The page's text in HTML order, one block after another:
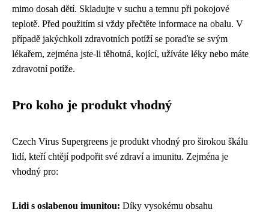
mimo dosah dětí. Skladujte v suchu a temnu při pokojové
teplotě. Před použitím si vždy přečtěte informace na obalu. V
případě jakýchkoli zdravotních potíží se poraďte se svým
lékařem, zejména jste-li těhotná, kojící, užíváte léky nebo máte
zdravotní potíže.
Pro koho je produkt vhodný
Czech Virus Supergreens je produkt vhodný pro širokou škálu
lidí, kteří chtějí podpořit své zdraví a imunitu. Zejména je
vhodný pro:
Lidi s oslabenou imunitou: Díky vysokému obsahu